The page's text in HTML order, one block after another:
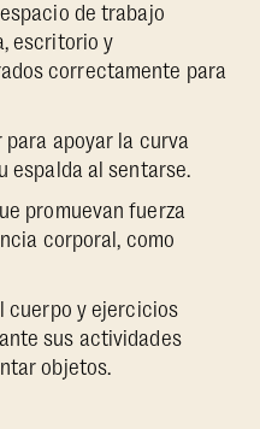
de trabajo
escritorio y
correctamente para
para apoyar la curva
espalda al sentarse.
promuevan fuerza
corporal, como
cuerpo y ejercicios
sus actividades
objetos.